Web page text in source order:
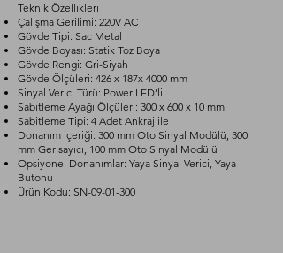
Teknik Özellikleri
Çalışma Gerilimi: 220V AC
Gövde Tipi: Sac Metal
Gövde Boyası: Statik Toz Boya
Gövde Rengi: Gri-Siyah
Gövde Ölçüleri: 426 x 187x 4000 mm
Sinyal Verici Türü: Power LED’li
Sabitleme Ayağı Ölçüleri: 300 x 600 x 10 mm
Sabitleme Tipi: 4 Adet Ankraj ile
Donanım İçeriği: 300 mm Oto Sinyal Modülü, 300
mm Gerisayıcı, 100 mm Oto Sinyal Modülü
Opsiyonel Donanımlar: Yaya Sinyal Verici, Yaya
Butonu
Ürün Kodu: SN-09-01-300